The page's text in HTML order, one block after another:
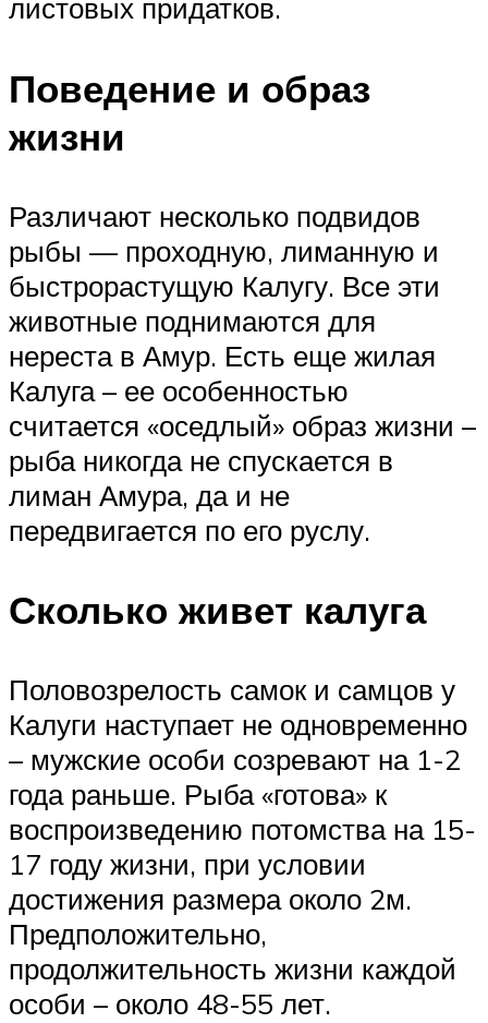
листовых придатков.
Поведение и образ
жизни
Различают несколько подвидов
рыбы — проходную, лиманную и
быстрорастущую Калугу. Все эти
животные поднимаются для
нереста в Амур. Есть еще жилая
Калуга – ее особенностью
считается «оседлый» образ жизни –
рыба никогда не спускается в
лиман Амура, да и не
передвигается по его руслу.
Сколько живет калуга
Половозрелость самок и самцов у
Калуги наступает не одновременно
– мужские особи созревают на 1-2
года раньше. Рыба «готова» к
воспроизведению потомства на 15-
17 году жизни, при условии
достижения размера около 2м.
Предположительно,
продолжительность жизни каждой
особи – около 48-55 лет.